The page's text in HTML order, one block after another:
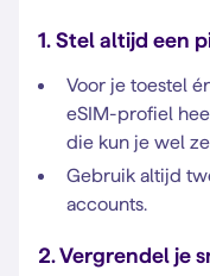
1. Stel altijd een
Voor je toestel
eSIM-profiel
die kun je wel
Gebruik altijd
accounts.
2. Vergrendel je